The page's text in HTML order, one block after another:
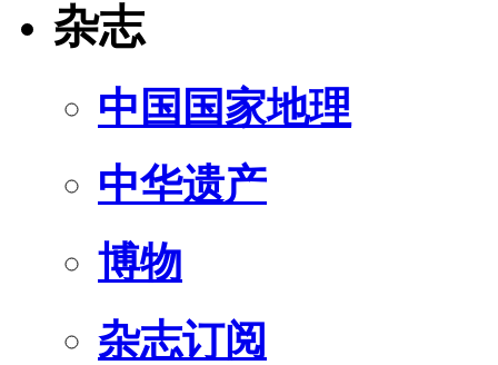
杂志
中国国家地理
中华遗产
博物
杂志订阅